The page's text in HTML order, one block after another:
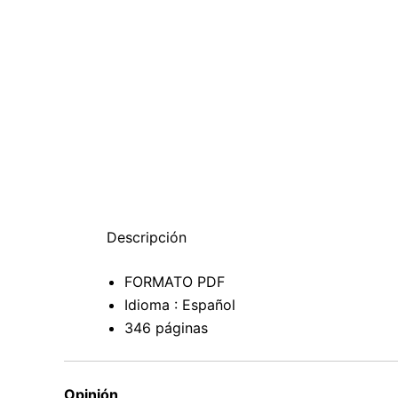
Descripción
FORMATO PDF
Idioma : Español
346 páginas
Opinión